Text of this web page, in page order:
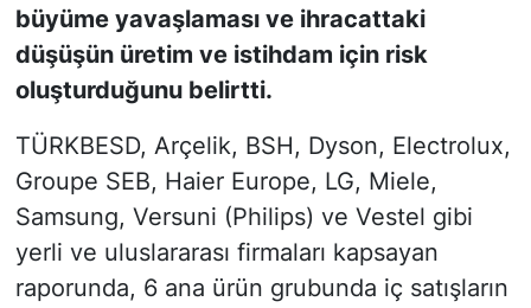
büyüme yavaşlaması ve ihracattaki
düşüşün üretim ve istihdam için risk
oluşturduğunu belirtti.
TÜRKBESD, Arçelik, BSH, Dyson, Electrolux,
Groupe SEB, Haier Europe, LG, Miele,
Samsung, Versuni (Philips) ve Vestel gibi
yerli ve uluslararası firmaları kapsayan
raporunda, 6 ana ürün grubunda iç satışların